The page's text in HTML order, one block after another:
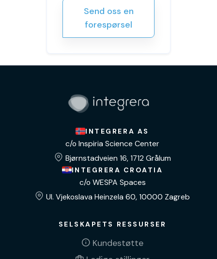
Send oss en
forespørsel
INTEGRERA AS
c/o Inspiria Science Center
Bjørnstadveien 16, 1712 Grålum
INTEGRERA CROATIA
c/o WESPA Spaces
Ul. Vjekoslava Heinzela 60, 10000 Zagreb
SELSKAPETS RESSURSER
Kundestøtte